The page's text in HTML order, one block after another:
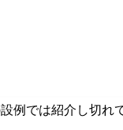
例では紹介し切れ